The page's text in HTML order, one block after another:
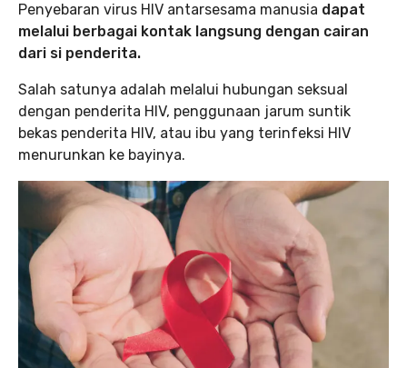
Penyebaran virus HIV antarsesama manusia dapat
melalui berbagai kontak langsung dengan cairan
dari si penderita.
Salah satunya adalah melalui hubungan seksual
dengan penderita HIV, penggunaan jarum suntik
bekas penderita HIV, atau ibu yang terinfeksi HIV
menurunkan ke bayinya.